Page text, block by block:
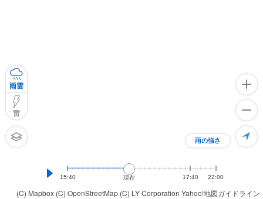
(C) Mapbox (C) OpenStreetMap (C) LY Corporation Yahoo!地図ガイドライン
雨の強さ
雨雲
雷
15:40 現在 17:40 22:00